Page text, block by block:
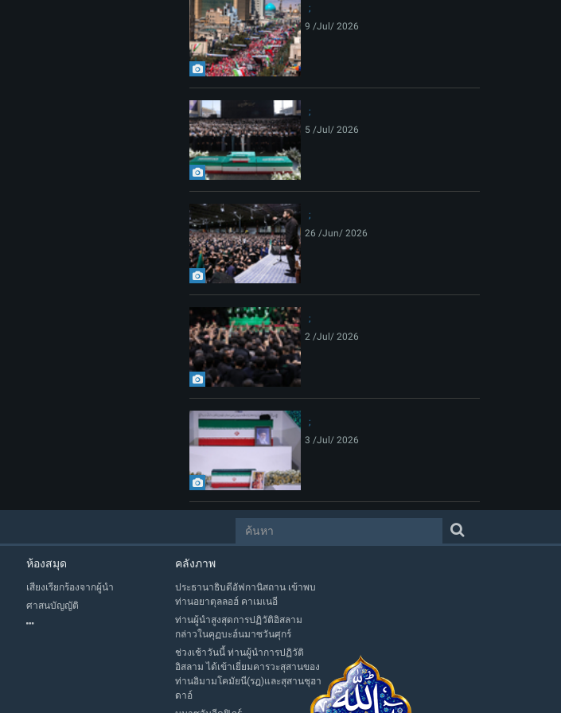
9 /Jul/ 2026
5 /Jul/ 2026
26 /Jun/ 2026
2 /Jul/ 2026
3 /Jul/ 2026
ห้องสมุด
เสียงเรียกร้องจากผู้นำ
ศาสนบัญญัติ
คลังภาพ
ประธานาธิบดีอัฟกานิสถาน เข้าพบ
ท่านอยาตุลลอฮ์ คาเมเนอี
ท่านผู้นำสูงสุดการปฏิวัติอิสลาม
กล่าวในคุฏบะฮ์นมาซวันศุกร์
ช่วงเช้าวันนี้ ท่านผู้นำการปฏิวัติ
อิสลาม ได้เข้าเยี่ยมคารวะสุสานของ
ท่านอิมามโคมัยนี(รฎ)และสุสานชุฮา
ดาอ์